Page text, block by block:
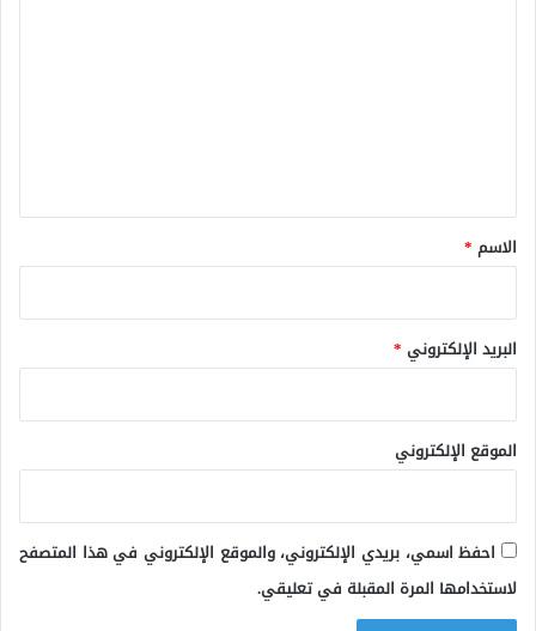
*
الاسم *
البريد الإلكتروني *
الموقع الإلكتروني
احفظ اسمي، بريدي الإلكتروني، والموقع الإلكتروني في هذا المتصفح
لاستخدامها المرة المقبلة في تعليقي.